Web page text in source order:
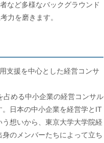
など多様なバックグラウンド
力を磨きます。
支援を中心とした経営コンサ
占める中小企業の経営コンサル
日本の中小企業を経営学とIT
想いから、東京大学大学院経
のメンバーたちによって立ち